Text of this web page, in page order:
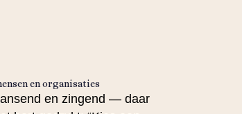
en organisaties
en zingend — daar